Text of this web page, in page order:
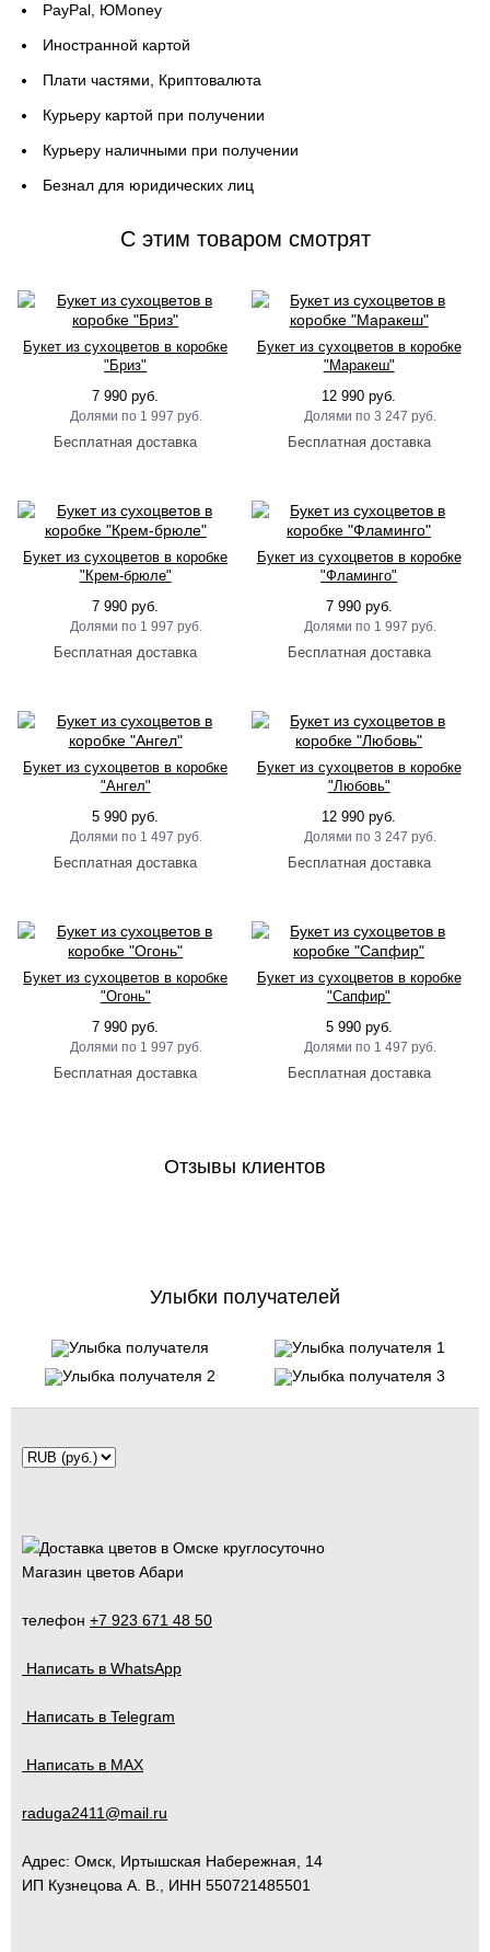
PayPal, ЮMoney
Иностранной картой
Плати частями, Криптовалюта
Курьеру картой при получении
Курьеру наличными при получении
Безнал для юридических лиц
C этим товаром смотрят
Букет из сухоцветов в коробке
"Бриз"
7 990 руб.
1 997 руб.
Букет из сухоцветов в коробке
"Маракеш"
12 990 руб.
3 247 руб.
Букет из сухоцветов в коробке
"Крем-брюле"
7 990 руб.
1 997 руб.
Букет из сухоцветов в коробке
"Фламинго"
7 990 руб.
1 997 руб.
Букет из сухоцветов в коробке
"Ангел"
5 990 руб.
1 497 руб.
Букет из сухоцветов в коробке
"Любовь"
12 990 руб.
3 247 руб.
Букет из сухоцветов в коробке
"Огонь"
7 990 руб.
1 997 руб.
Букет из сухоцветов в коробке
"Сапфир"
5 990 руб.
1 497 руб.
Отзывы клиентов
Улыбки получателей
Магазин цветов Абари
телефон +7 923 671 48 50
Написать в WhatsApp
Написать в Telegram
Написать в MAX
raduga2411@mail.ru
Адрес: Омск Иртышская Набережная, 14
ИП Кузнецова А. В., ИНН 550721485501